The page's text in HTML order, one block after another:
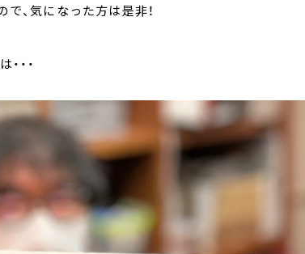
、気になった方は是非！
・・